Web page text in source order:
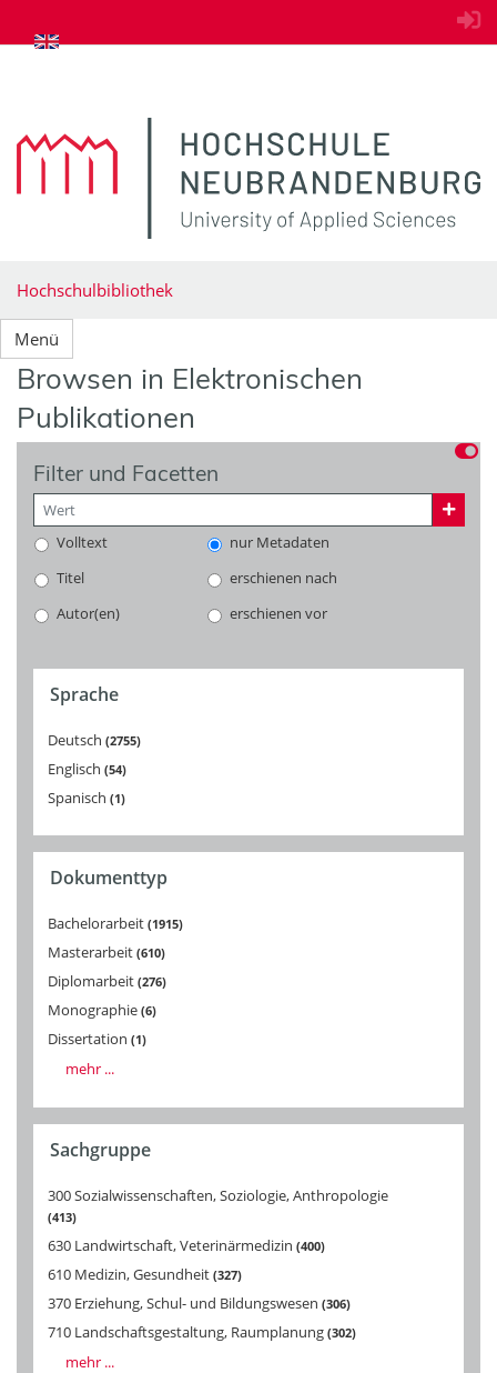
zum Inhalt springen
Hochschulbibliothek
Menü
Browsen in Elektronischen
Publikationen
Filter und Facetten
Volltext
nur Metadaten
Titel
erschienen nach
Autor(en)
erschienen vor
Sprache
Deutsch 2755
Englisch 54
Spanisch 1
Dokumenttyp
Bachelorarbeit 1915
Masterarbeit 610
Diplomarbeit 276
Monographie 6
Dissertation 1
mehr ...
Sachgruppe
300 Sozialwissenschaften, Soziologie, Anthropologie
413
630 Landwirtschaft, Veterinärmedizin 400
610 Medizin, Gesundheit 327
370 Erziehung, Schul- und Bildungswesen 306
710 Landschaftsgestaltung, Raumplanung 302
mehr ...